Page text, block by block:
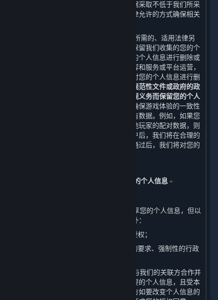
且我们会要求我们的合作伙伴对您的数据采取不低于我们所采
取的数据安全保护措施。我们亦会以法律允许的方式确保相关
（二） 我们只会在达成本政策所述目的所需的、适用法律另
行要求的或基于您的同意的最短期限内保留我们收集的您的个
人信息，在超出存储期限后我们会对您的个人信息进行删除或
者匿名化处理。此外，如果我们终止内容和服务或平台运营，
我们会在终止内容和服务或平台运营后对您的个人信息进行删
但法律法规、规章、规范性文件或政府的政
策、命令等另有要求或为履行我们的合规义务而保留您的个人
在某些情况下，为了确保游戏体验的一致性
等目的，无法完全删除您在账户中的所有数据。例如，如果您
所购买的游戏中的排位赛信息会影响其他玩家的配对数据，则
不会删除该信息。当您成功申请注销账户后，我们将在合理的
时间内完成对您的账户注销审核，审核通过后，我们将对您的
五、 我们如何共享、转让、公开披露您的个人信息 ⏶
1. 我们不会与任何公司、组织和个人共享您的个人信息，但以
下情况及本政策明确规定的其他情形除外：
（1） 我们已事先获得您明确的同意或授权；
（2） 根据适用的法律法规、法律程序的要求、强制性的行政
2. 为了提供优质的服务，我们可能需要与我们的关联方合作并
共享您的个人信息。但我们只会共享必要的个人信息，且受本
政策中所声明目的的约束。我们的关联方如要改变个人信息的